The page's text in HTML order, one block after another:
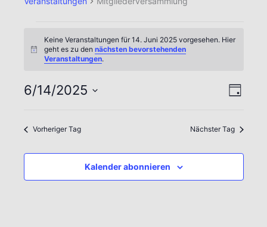
für
2025
Hinweis
Keine Veranstaltungen für 14. Juni 2025 vorgesehen. Hier
geht es zu dennächsten bevorstehenden
Veranstaltungen.
Tag
6/14/2025
wählen.
Vorheriger Tag Nächster Tag
Kalender abonnieren